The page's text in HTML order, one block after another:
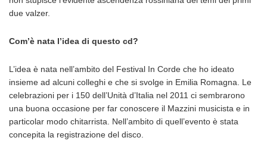
due valzer.
Com’è nata l’idea di questo cd?
L’idea è nata nell’ambito del Festival In Corde che ho ideato
insieme ad alcuni colleghi e che si svolge in Emilia Romagna. Le
celebrazioni per i 150 dell’Unità d’Italia nel 2011 ci sembrarono
una buona occasione per far conoscere il Mazzini musicista e in
particolar modo chitarrista. Nell’ambito di quell’evento è stata
concepita la registrazione del disco.